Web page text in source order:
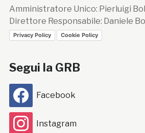
Amministratore Unico: Pierluigi
Direttore Responsabile: Daniele
Privacy Policy Cookie Policy
Segui la GRB
Facebook
Instagram